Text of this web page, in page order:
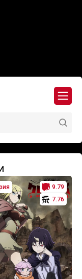
9.79
7.76